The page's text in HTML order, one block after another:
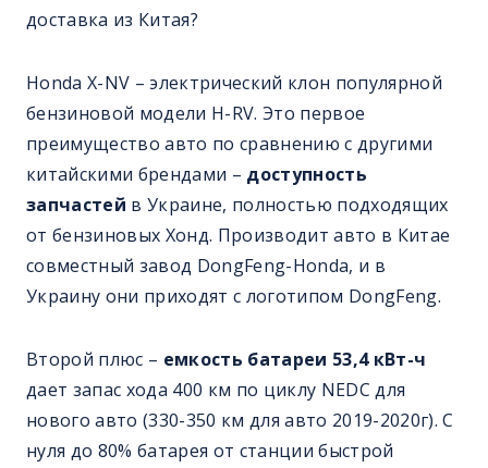
доставка из Китая?
Honda X-NV – электрический клон популярной
бензиновой модели H-RV. Это первое
преимущество авто по сравнению с другими
китайскими брендами – доступность
запчастей в Украине, полностью подходящих
от бензиновых Хонд. Производит авто в Китае
совместный завод DongFeng-Honda, и в
Украину они приходят с логотипом DongFeng.
Второй плюс – емкость батареи 53,4 кВт-ч
дает запас хода 400 км по циклу NEDC для
нового авто (330-350 км для авто 2019-2020г). С
нуля до 80% батарея от станции быстрой